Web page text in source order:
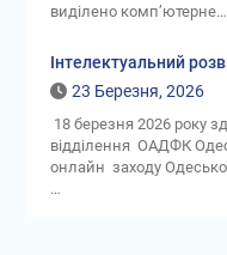
виділено комп’ютерне…
Інтелектуальний
23 Березня, 2026
18 березня 2026 року
відділення ОАДФК
онлайн заходу Одеської
…